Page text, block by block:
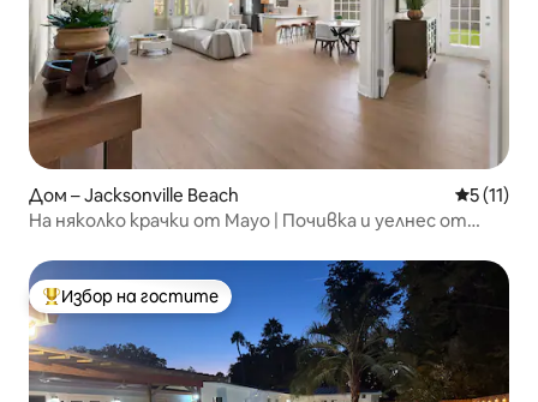
Дом – Jacksonville Beach Средна
5 (11)
На няколко крачки от Mayo | Почивка и уелнес от
Най-популярен избор на гостите
Избор на гостите